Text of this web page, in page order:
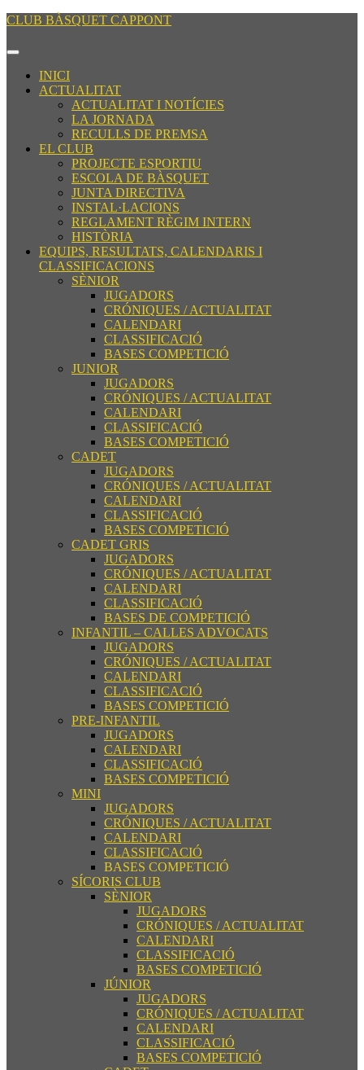
Saltar
contenido
contenido
CLUB BÀSQUET CAPPONT
Botón
aperturaINICI
ACTUALITAT
ACTUALITAT I NOTÍCIES
LA JORNADA
RECULLS DE PREMSA
EL CLUB
PROJECTE ESPORTIU
ESCOLA DE BÀSQUET
JUNTA DIRECTIVA
INSTAL·LACIONS
REGLAMENT RÈGIM INTERN
HISTÒRIA
EQUIPS, RESULTATS, CALENDARIS I
CLASSIFICACIONS
SÈNIOR
JUGADORS
CRÓNIQUES / ACTUALITAT
CALENDARI
CLASSIFICACIÓ
BASES COMPETICIÓ
JUNIOR
JUGADORS
CRÓNIQUES / ACTUALITAT
CALENDARI
CLASSIFICACIÓ
BASES COMPETICIÓ
CADET
JUGADORS
CRÓNIQUES / ACTUALITAT
CALENDARI
CLASSIFICACIÓ
BASES COMPETICIÓ
CADET GRIS
JUGADORS
CRÓNIQUES / ACTUALITAT
CALENDARI
CLASSIFICACIÓ
BASES DE COMPETICIÓ
INFANTIL – CALLES ADVOCATS
JUGADORS
CRÓNIQUES / ACTUALITAT
CALENDARI
CLASSIFICACIÓ
BASES COMPETICIÓ
PRE-INFANTIL
JUGADORS
CALENDARI
CLASSIFICACIÓ
BASES COMPETICIÓ
MINI
JUGADORS
CRÓNIQUES / ACTUALITAT
CALENDARI
CLASSIFICACIÓ
BASES COMPETICIÓ
SÍCORIS CLUB
SÈNIOR
JUGADORS
CRÓNIQUES / ACTUALITAT
CALENDARI
CLASSIFICACIÓ
BASES COMPETICIÓ
JÚNIOR
JUGADORS
CRÓNIQUES / ACTUALITAT
CALENDARI
CLASSIFICACIÓ
BASES COMPETICIÓ